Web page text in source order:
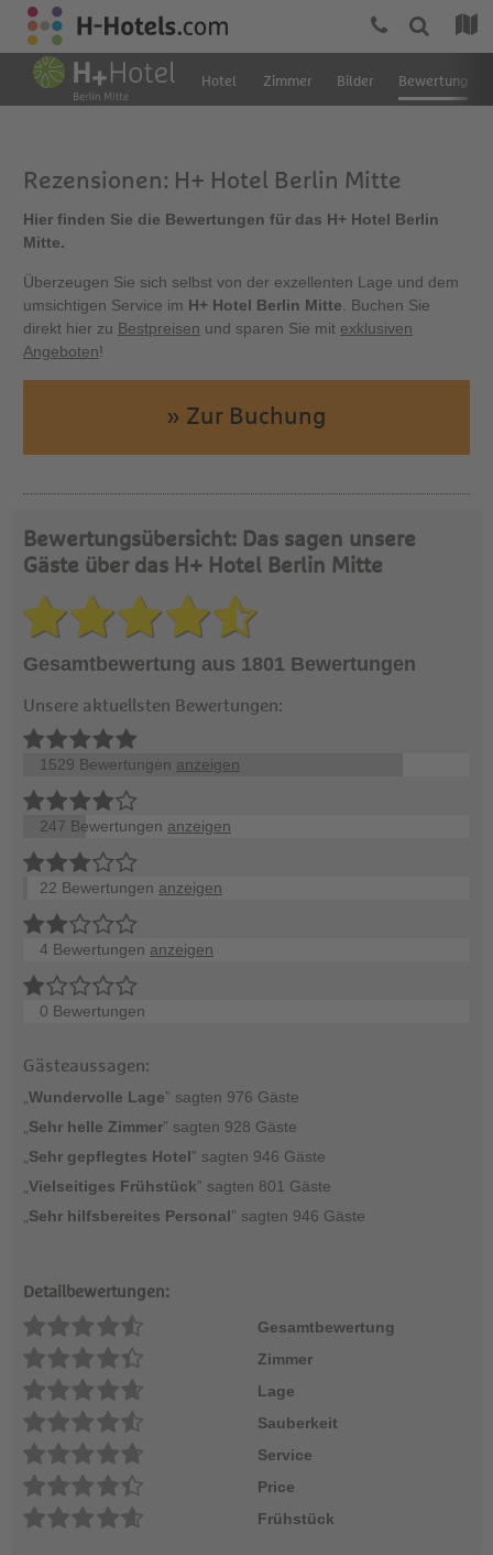
Hotel Zimmer Bilder Bewertung
Rezensionen: H+ Hotel Berlin Mitte
Hier finden Sie die Bewertungen für das H+ Hotel Berlin
Mitte.
Überzeugen Sie sich selbst von der exzellenten Lage und dem
umsichtigen Service im H+ Hotel Berlin Mitte . Buchen Sie
direkt hier zu Bestpreisen und sparen Sie mit exklusiven
Angeboten!
» Zur Buchung
Bewertungsübersicht: Das sagen unsere
Gäste über das H+ Hotel Berlin Mitte
Gesamtbewertung aus 1801 Bewertungen
Unsere aktuellsten Bewertungen:
1529 Bewertungen anzeigen
247 Bewertungen anzeigen
22 Bewertungen anzeigen
4 Bewertungen anzeigen
0 Bewertungen
Gästeaussagen:
Wundervolle Lage” sagten 976 Gäste
Sehr helle Zimmer” sagten 928 Gäste
Sehr gepflegtes Hotel” sagten 946 Gäste
Vielseitiges Frühstück” sagten 801 Gäste
Sehr hilfsbereites Personal” sagten 946 Gäste
Detailbewertungen:
Gesamtbewertung
Zimmer
Lage
Sauberkeit
Service
Price
Frühstück